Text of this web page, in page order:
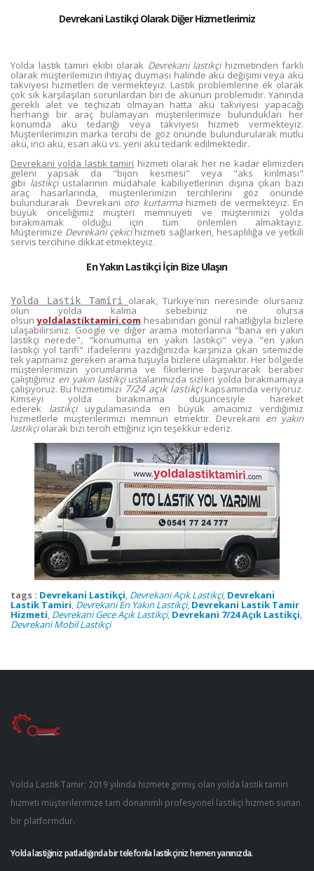
Devrekani Lastikçi Olarak Diğer Hizmetlerimiz
Yolda lastik tamiri ekibi olarak Devrekani lastikçihizmetinden farklı
olarak müşterilemizin ihtiyaç duyması halinde akü değişimi veya akü
takviyesi hizmetleri de vermekteyiz. Lastik problemlerine ek olarak
çok sık karşılaşılan sorunlardan biri de akünün problemidir. Yanında
gerekli alet ve teçhizatı olmayan hatta akü takviyesi yapacağı
herhangi bir araç bulamayan müşterilerimize bulundukları her
konumda akü tedariği veya takviyesi hizmeti vermekteyiz.
Müşterilerimizin marka tercihi de göz önünde bulundurularak mutlu
akü, inci akü, esan akü vs. yeni akü tedarik edilmektedir.
Devrekani yolda lastik tamiri hizmeti olarak her ne kadar elimizden
geleni yapsak da "bijon kesmesi" veya "aks kırılması"
gibi lastikçi ustalarının müdahale kabiliyetlerinin dışına çıkan bazı
araç hasarlarında, müşterilerimizin tercihlerini göz önünde
bulundurarak Devrekanioto kurtarmahizmeti de vermekteyiz. En
büyük önceliğimiz müşteri memnuyeti ve müşterimizi yolda
bırakmamak olduğu için tüm önlemleri almaktayız.
Müşterimize Devrekani çekicihizmeti sağlarken, hesaplılığa ve yetkili
servis tercihine dikkat etmekteyiz.
En Yakın Lastikçi İçin Bize Ulaşın
Yolda Lastik Tamiri olarak, Türkiye'nin neresinde olursanız
olun yolda kalma sebebiniz ne olursa
olsunyoldalastiktamiri.com hesabından gönül rahatlığıyla bizlere
ulaşabilirsiniz. Google ve diğer arama motorlarına "bana en yakın
lastikçi nerede", "konumuma en yakın lastikçi" veya "en yakın
lastikçi yol tarifi" ifadelerini yazdığınızda karşınıza çıkan sitemizde
tek yapmanız gereken arama tuşuyla bizlere ulaşmaktır. Her bölgede
müşterilerimizin yorumlarına ve fikirlerine başvurarak beraber
çalıştığımız en yakın lastikçiustalarımızda sizleri yolda bırakmamaya
çalışıyoruz. Bu hizmetimizi 7/24 açık lastikçikapsamında veriyoruz.
Kimseyi yolda bırakmama düşüncesiyle hareket
ederek lastikçi uygulamasında en büyük amacımız verdiğimiz
hizmetlerle müşterilerimizi memnun etmektir. Devrekani en yakın
lastikçiolarak bizi tercih ettiğiniz için teşekkür ederiz.
tags : Devrekani Lastikçi, Devrekani Açık Lastikçi, Devrekani
Lastik Tamiri, Devrekani En Yakın Lastikçi, Devrekani Lastik Tamir
Hizmeti, Devrekani Gece Açık Lastikçi, Devrekani 7/24 Açık Lastikçi,
Devrekani Mobil Lastikçi
Yolda Lastik Tamir; 2019 yılında hizmete girmiş olan yolda lastik tamiri
hizmeti müşterilerimize tam donanımlı profesyonel lastikçi hizmeti sunan
bir platformdur.
Yolda lastiğiniz patladığında bir telefonla lastikçiniz hemen yanınızda.